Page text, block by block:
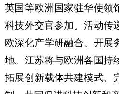
英国等欧洲国家驻华使领
科技外交官参加。活动传
欧深化产学研融合、开展
地。江苏将与欧洲各国持
拓展创新载体共建模式、